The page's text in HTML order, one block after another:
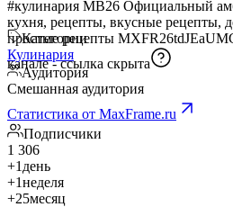
#кулинария MB26 Официальный амбассадор BidFox Еда,
кухня, рецепты, вкусные рецепты,
простые рецепты MXFR26tdJEaUMCMXFR26 Реклама в
канале -ссылка скрыта
Категории
Кулинария
Аудитория
Смешанная аудитория
Статистика от MaxFrame.ru
Подписчики
1 306
+1 день
+1неделя
+25месяц